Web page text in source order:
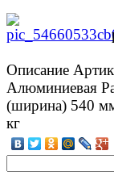
Описание
Алюминиевая
(ширина) 540
кг